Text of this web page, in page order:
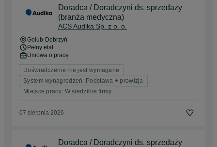
Doradca / Doradczyni ds. sprzedaży
(branża medyczna)
ACS Audika Sp. z o. o.
Golub-Dobrzyń
Pełny etat
Umowa o pracę
Doświadczenie nie jest wymagane
System wynagrodzeń: Podstawa + prowizja
Miejsce pracy: W siedzibie firmy
07 sierpnia 2026
Doradca / Doradczyni ds. sprzedaży